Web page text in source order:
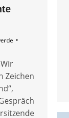
Zeichen